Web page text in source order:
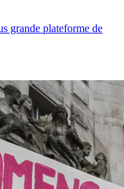
grande plateforme de